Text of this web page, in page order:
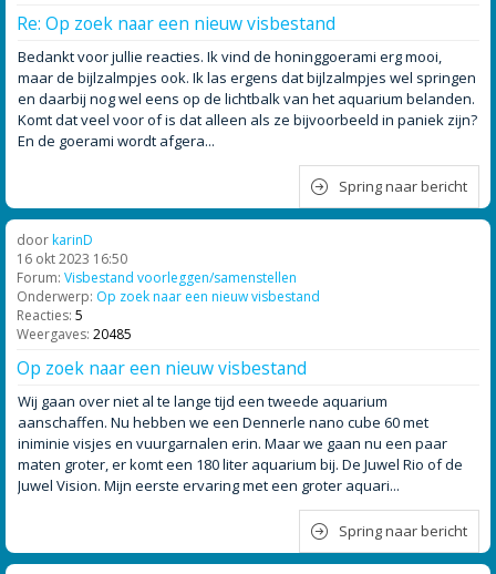
Re: Op zoek naar een nieuw visbestand
Bedankt voor jullie reacties. Ik vind de honinggoerami erg mooi,
maar de bijlzalmpjes ook. Ik las ergens dat bijlzalmpjes wel springen
en daarbij nog wel eens op de lichtbalk van het aquarium belanden.
Komt dat veel voor of is dat alleen als ze bijvoorbeeld in paniek zijn?
En de goerami wordt afgera...
Spring naar bericht
doorkarinD
16 okt 2023 16:50
Forum: Visbestand voorleggen/samenstellen
Onderwerp: Op zoek naar een nieuw visbestand
Reacties: 5
Weergaves: 20485
Op zoek naar een nieuw visbestand
Wij gaan over niet al te lange tijd een tweede aquarium
aanschaffen. Nu hebben we een Dennerle nano cube 60 met
iniminie visjes en vuurgarnalen erin. Maar we gaan nu een paar
maten groter, er komt een 180 liter aquarium bij. De Juwel Rio of de
Juwel Vision. Mijn eerste ervaring met een groter aquari...
Spring naar bericht